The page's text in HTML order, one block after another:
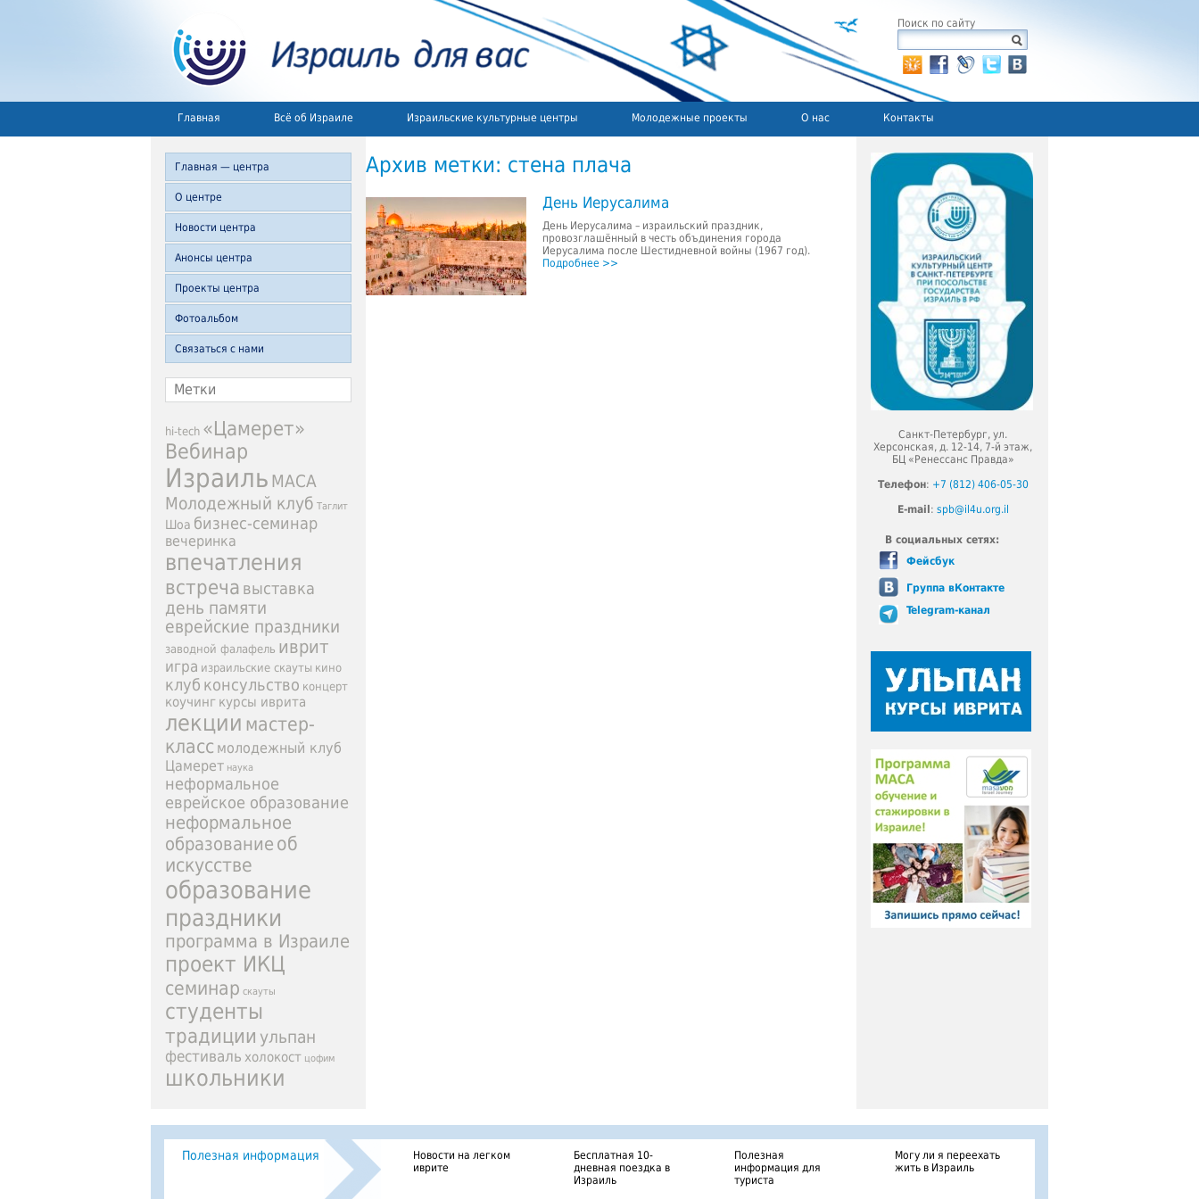
Поиск по сайту
Главная Всё об Израиле Израильские культурные центры Молодежные проекты О нас Контакты
Главная — центра
О центре
Новости центра
Анонсы центра
Проекты центра
Фотоальбом
Связаться с нами
Метки
hi-tech «Цамерет»
Вебинар
Израиль МАСА
Молодежный клуб Таглит
Шоа бизнес-семинар
вечеринка
впечатления
встреча выставка
день памяти
еврейские праздники
заводной фалафель иврит
игра израильские скауты кино
клуб консульство концерт
коучинг курсы иврита
лекции мастер-
класс молодежный клуб
Цамерет наука
неформальное
еврейское образование
неформальное
образование об
искусстве
образование
праздники
программа в Израиле
проект ИКЦ
семинар скауты
студенты
традиции ульпан
фестиваль холокост цофим
школьники
Архив метки: стена плача
День Иерусалима
День Иерусалима – израильский праздник,
провозглашённый в честь объдинения города
Иерусалима после Шестидневной войны (1967 год).
Подробнее >>
Санкт-Петербург, ул.
Херсонская, д. 12-14, 7-й этаж,
БЦ «Ренессанс Правда»
Телефон: +7 (812) 406-05-30
E-mail : spb@il4u.org.il
В социальных сетях:
Фейсбук
Группа вКонтакте
Telegram-канал
Полезная информация
Новости на легком
иврите
Бесплатная 10-
дневная поездка в
Израиль
Полезная
информация для
туриста
Могу ли я переехать
жить в Израиль